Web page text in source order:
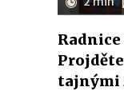
tajnými